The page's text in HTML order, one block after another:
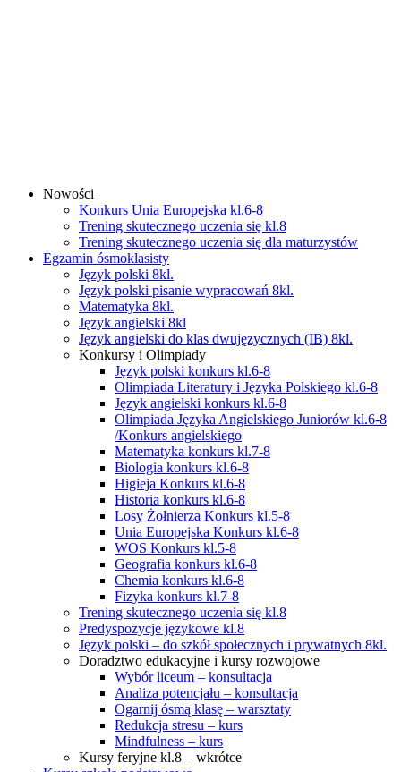
Nowości
Konkurs Unia Europejska kl.6-8
Trening skutecznego uczenia się kl.8
Trening skutecznego uczenia się dla maturzystów
Egzamin ósmoklasisty
Język polski 8kl.
Język polski pisanie wypracowań 8kl.
Matematyka 8kl.
Język angielski 8kl
Język angielski do klas dwujęzycznych (IB) 8kl.
Konkursy i Olimpiady
Język polski konkurs kl.6-8
Olimpiada Literatury i Języka Polskiego kl.6-8
Język angielski konkurs kl.6-8
Olimpiada Języka Angielskiego Juniorów kl.6-8
/Konkurs angielskiego
Matematyka konkurs kl.7-8
Biologia konkurs kl.6-8
Higieja Konkurs kl.6-8
Historia konkurs kl.6-8
Losy Żołnierza Konkurs kl.5-8
Unia Europejska Konkurs kl.6-8
WOS Konkurs kl.5-8
Geografia konkurs kl.6-8
Chemia konkurs kl.6-8
Fizyka konkurs kl.7-8
Trening skutecznego uczenia się kl.8
Predyspozycje językowe kl.8
Język polski – do szkół społecznych i prywatnych 8kl.
Doradztwo edukacyjne i kursy rozwojowe
Wybór liceum – konsultacja
Analiza potencjału – konsultacja
Ogarnij ósmą klasę – warsztaty
Redukcja stresu – kurs
Mindfulness – kurs
Kursy feryjne kl.8 – wkrótce